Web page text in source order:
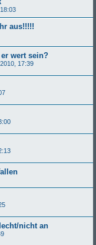
aus!!!!!
wert sein?
17:39
nicht an